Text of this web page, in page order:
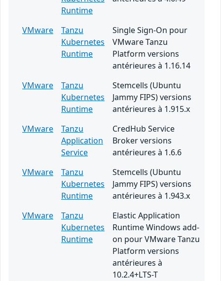
Runtime
VMware
Tanzu
Kubernetes
Runtime
Single Sign-On pour
VMware Tanzu
Platform versions
antérieures à 1.16.14
VMware
Tanzu
Kubernetes
Runtime
Stemcells (Ubuntu
Jammy FIPS) versions
antérieures à 1.915.x
VMware
Tanzu
Application
Service
CredHub Service
Broker versions
antérieures à 1.6.6
VMware
Tanzu
Kubernetes
Runtime
Stemcells (Ubuntu
Jammy FIPS) versions
antérieures à 1.943.x
VMware
Tanzu
Kubernetes
Runtime
Elastic Application
Runtime Windows add-
on pour VMware Tanzu
Platform versions
antérieures à
10.2.4+LTS-T